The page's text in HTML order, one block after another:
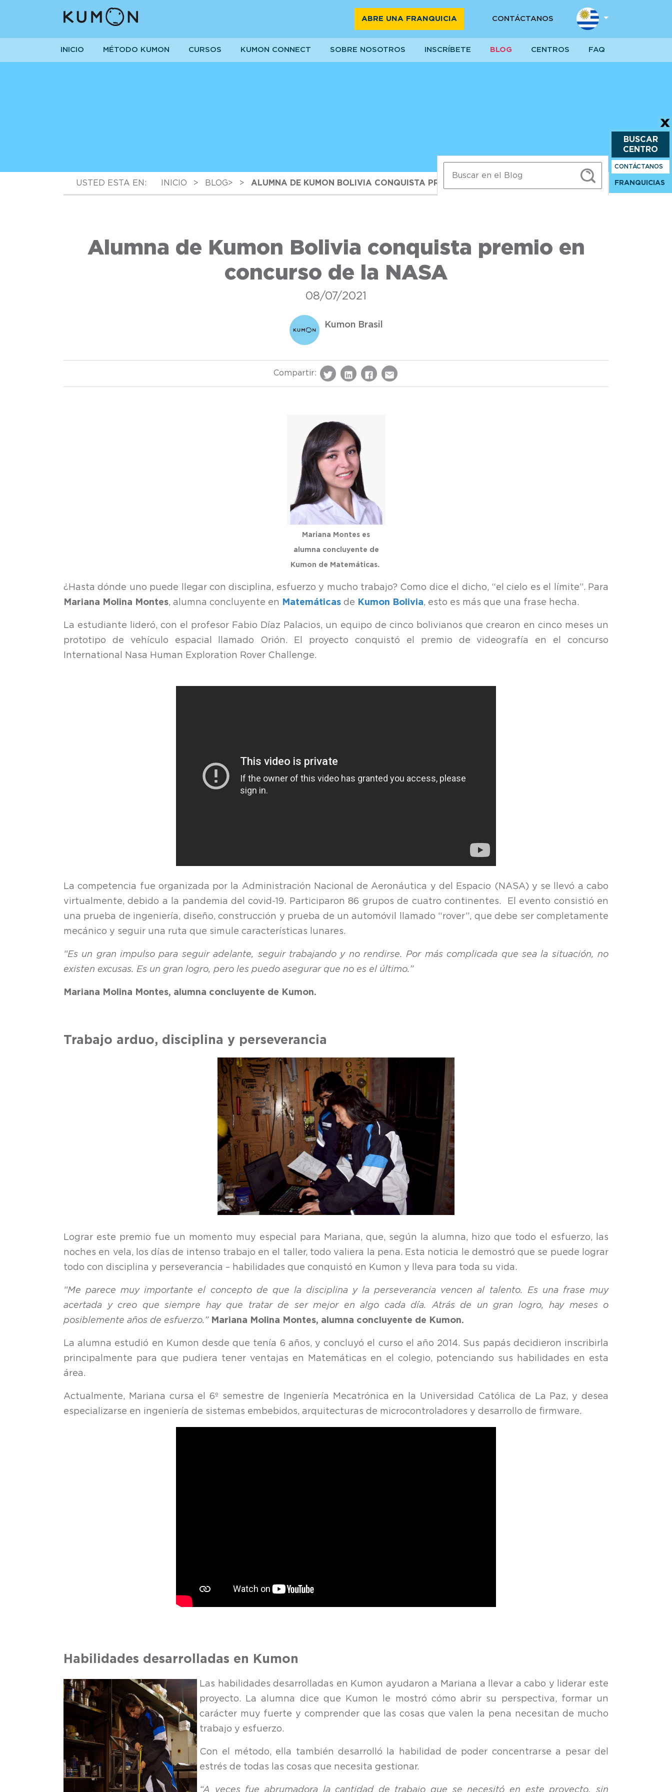
ABRE UNA FRANQUICIA CONTÁCTANOS
INICIO MÉTODO KUMON CURSOS KUMON CONNECT SOBRE NOSOTROS INSCRÍBETE BLOG CENTROS FAQ
USTED ESTA EN: INICIO > BLOG> > ALUMNA DE KUMON BOLIVIA CONQUISTA PREMIO EN CONCURSO DE LA NASA
Alumna de Kumon Bolivia conquista premio en
concurso de la NASA
08/07/2021
Kumon Brasil
Compartir:
Mariana Montes es
alumna concluyente de
Kumon de Matemáticas.
¿Hasta dónde uno puede llegar con disciplina, esfuerzo y mucho trabajo? Como dice el dicho, “el cielo es el límite”. Para
Mariana Molina Montes, alumna concluyente en Matemáticas de Kumon Bolivia, esto es más que una frase hecha.
La estudiante lideró, con el profesor Fabio Díaz Palacios, un equipo de cinco bolivianos que crearon en cinco meses un
prototipo de vehículo espacial llamado Orión. El proyecto conquistó el premio de videografía en el concurso
International Nasa Human Exploration Rover Challenge.
La competencia fue organizada por la Administración Nacional de Aeronáutica y del Espacio (NASA) y se llevó a cabo
virtualmente, debido a la pandemia del covid-19. Participaron 86 grupos de cuatro continentes. El evento consistió en
una prueba de ingeniería, diseño, construcción y prueba de un automóvil llamado “rover”, que debe ser completamente
mecánico y seguir una ruta que simule características lunares.
“Es un gran impulso para seguir adelante, seguir trabajando y no rendirse. Por más complicada que sea la situación, no
existen excusas. Es un gran logro, pero les puedo asegurar que no es el último.”
Mariana Molina Montes, alumna concluyente de Kumon.
Trabajo arduo, disciplina y perseverancia
Lograr este premio fue un momento muy especial para Mariana, que, según la alumna, hizo que todo el esfuerzo, las
noches en vela, los días de intenso trabajo en el taller, todo valiera la pena. Esta noticia le demostró que se puede lograr
todo con disciplina y perseverancia – habilidades que conquistó en Kumon y lleva para toda su vida.
“Me parece muy importante el concepto de que la disciplina y la perseverancia vencen al talento. Es una frase muy
acertada y creo que siempre hay que tratar de ser mejor en algo cada día. Atrás de un gran logro, hay meses o
posiblemente años de esfuerzo.” Mariana Molina Montes, alumna concluyente de Kumon.
La alumna estudió en Kumon desde que tenía 6 años, y concluyó el curso el año 2014. Sus papás decidieron inscribirla
principalmente para que pudiera tener ventajas en Matemáticas en el colegio, potenciando sus habilidades en esta
área.
Actualmente, Mariana cursa el 6º semestre de Ingeniería Mecatrónica en la Universidad Católica de La Paz, y desea
especializarse en ingeniería de sistemas embebidos, arquitecturas de microcontroladores y desarrollo de firmware.
Habilidades desarrolladas en Kumon
Las habilidades desarrolladas en Kumon ayudaron a Mariana a llevar a cabo y liderar este
proyecto. La alumna dice que Kumon le mostró cómo abrir su perspectiva, formar un
carácter muy fuerte y comprender que las cosas que valen la pena necesitan de mucho
trabajo y esfuerzo.
Con el método, ella también desarrolló la habilidad de poder concentrarse a pesar del
estrés de todas las cosas que necesita gestionar.
“A veces fue abrumadora la cantidad de trabajo que se necesitó en este proyecto, sin
BUSCAR
CENTRO
CONTÁCTANOS
FRANQUICIAS